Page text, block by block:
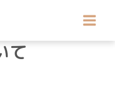
管のコ
て